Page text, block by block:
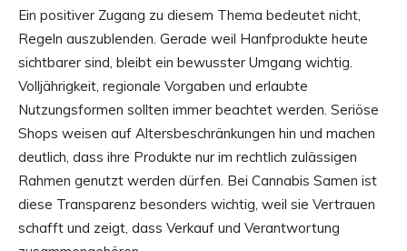
Ein positiver Zugang zu diesem Thema bedeutet nicht,
Regeln auszublenden. Gerade weil Hanfprodukte heute
sichtbarer sind, bleibt ein bewusster Umgang wichtig.
Volljährigkeit, regionale Vorgaben und erlaubte
Nutzungsformen sollten immer beachtet werden. Seriöse
Shops weisen auf Altersbeschränkungen hin und machen
deutlich, dass ihre Produkte nur im rechtlich zulässigen
Rahmen genutzt werden dürfen. Bei Cannabis Samen ist
diese Transparenz besonders wichtig, weil sie Vertrauen
schafft und zeigt, dass Verkauf und Verantwortung